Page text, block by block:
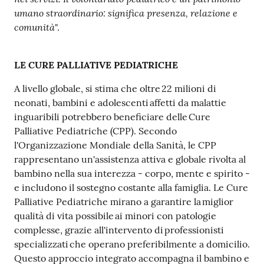
umano straordinario: significa presenza, relazione e
comunità".
LE CURE PALLIATIVE PEDIATRICHE
A livello globale, si stima che oltre 22 milioni di
neonati, bambini e adolescenti affetti da malattie
inguaribili potrebbero beneficiare delle Cure
Palliative Pediatriche (CPP). Secondo
l'Organizzazione Mondiale della Sanità, le CPP
rappresentano un'assistenza attiva e globale rivolta al
bambino nella sua interezza - corpo, mente e spirito -
e includono il sostegno costante alla famiglia. Le Cure
Palliative Pediatriche mirano a garantire la miglior
qualità di vita possibile ai minori con patologie
complesse, grazie all'intervento di professionisti
specializzati che operano preferibilmente a domicilio.
Questo approccio integrato accompagna il bambino e